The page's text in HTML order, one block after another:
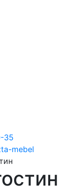
35
mebel